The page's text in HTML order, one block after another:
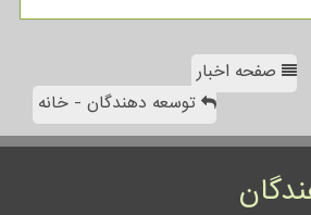
صفحه اخبار
توسعه دهندگان - خانه